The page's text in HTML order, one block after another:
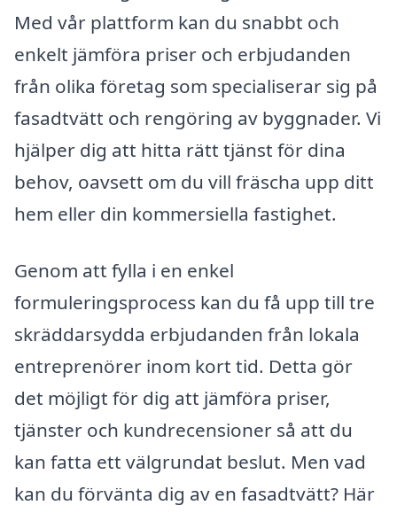
Med vår plattform kan du snabbt och
enkelt jämföra priser och erbjudanden
från olika företag som specialiserar sig på
fasadtvätt och rengöring av byggnader. Vi
hjälper dig att hitta rätt tjänst för dina
behov, oavsett om du vill fräscha upp ditt
hem eller din kommersiella fastighet.
Genom att fylla i en enkel
formuleringsprocess kan du få upp till tre
skräddarsydda erbjudanden från lokala
entreprenörer inom kort tid. Detta gör
det möjligt för dig att jämföra priser,
tjänster och kundrecensioner så att du
kan fatta ett välgrundat beslut. Men vad
kan du förvänta dig av en fasadtvätt? Här